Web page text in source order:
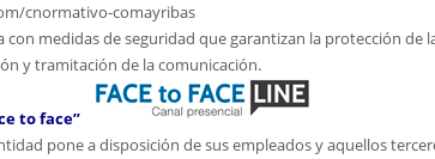
cnormativo-comayribas
con medidas de seguridad que garantizan la protección
y tramitación de la comunicación.
to face”
pone a disposición de sus empleados y aquellos